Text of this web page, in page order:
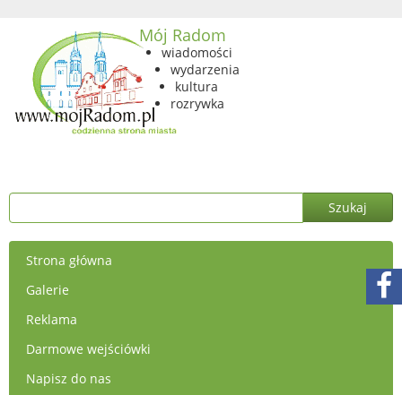
Mój Radom
wiadomości
wydarzenia
kultura
rozrywka
Strona główna
Galerie
Reklama
Darmowe wejściówki
Napisz do nas